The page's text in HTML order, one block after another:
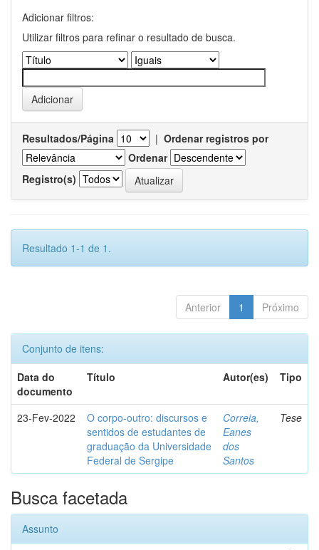
Adicionar filtros:
Utilizar filtros para refinar o resultado de busca.
Resultados/Página | Ordenar registros por
Ordenar
Registro(s)
Resultado 1-1 de 1.
Anterior 1 Próximo
Conjunto de itens:
Data do
documento
Título Autor(es) Tipo
23-Fev-2022
O corpo-outro: discursos e
sentidos de estudantes de
graduação da Universidade
Federal de Sergipe
Correia,
Eanes
dos
Santos
Tese
Busca facetada
Assunto